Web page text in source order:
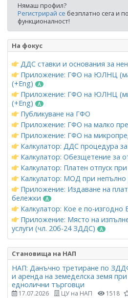
Нямаш профил?
Регистрирай се безплатно сега и
функционалност!
На фокус
ДДС ставки и основания за
Приложение: ГФО на ЮЛНЦ
(+Eng)
Приложение: ГФО на ЮЛНЦ
(+Eng)
Публикуване на ГФО
Приложение: ГФО на малко
Приложение: ГФО на
Калкулатор: ДДС процедура
Калкулатор: Обезщетение за
Калкулатор: Платен отпуск
Калкулатор: МОД при непълно
Приложение: Издаване на
бележки
Калкулатор: Кое е по-изгодно
Приложение: Място на
услуги (чл. 20б-24 ЗДДС)
Становища на НАП
НАП: Данъчно третиране по
и аренда на земеделска земя
еднолични търговци
17.07.2026 ЦУ на НАП 1518